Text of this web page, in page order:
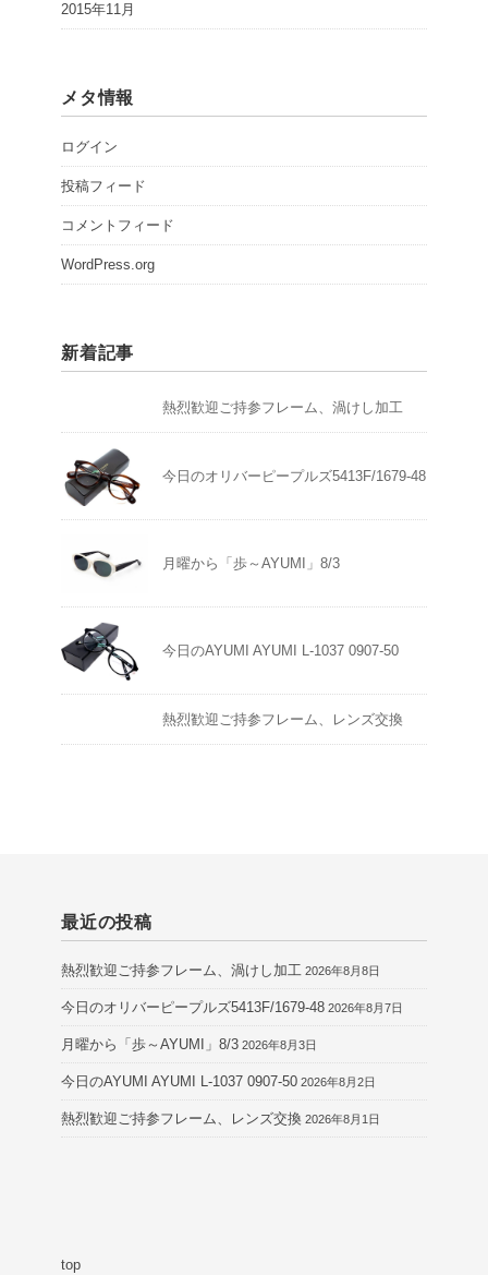
2015年11月
メタ情報
ログイン
投稿フィード
コメントフィード
WordPress.org
新着記事
熱烈歓迎ご持参フレーム、渦けし加工
今日のオリバーピープルズ5413F/1679-48
月曜から「歩～AYUMI」8/3
今日のAYUMI AYUMI L-1037 0907-50
熱烈歓迎ご持参フレーム、レンズ交換
最近の投稿
熱烈歓迎ご持参フレーム、渦けし加工 2026年8月8日
今日のオリバーピープルズ5413F/1679-48 2026年8月7日
月曜から「歩～AYUMI」8/3 2026年8月3日
今日のAYUMI AYUMI L-1037 0907-50 2026年8月2日
熱烈歓迎ご持参フレーム、レンズ交換 2026年8月1日
top